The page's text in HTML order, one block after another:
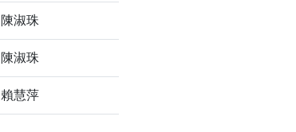
陳淑珠
陳淑珠
賴慧萍